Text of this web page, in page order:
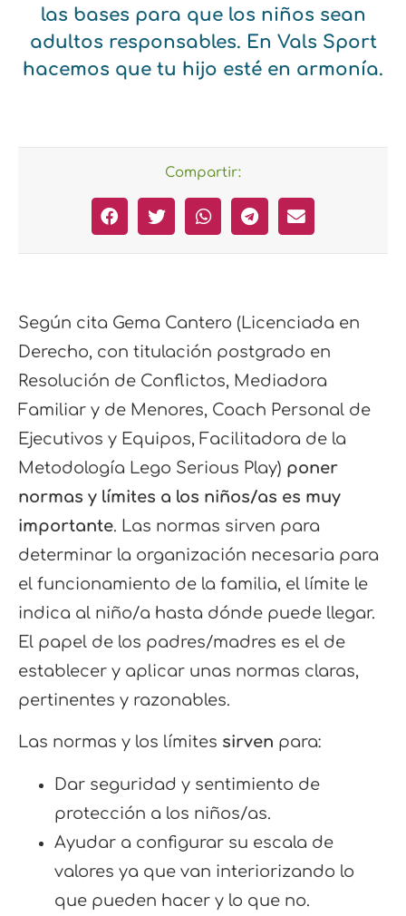
las bases para que los niños sean
adultos responsables. En Vals Sport
hacemos que tu hijo esté en armonía.
Compartir:
Según cita Gema Cantero (Licenciada en
Derecho, con titulación postgrado en
Resolución de Conflictos, Mediadora
Familiar y de Menores, Coach Personal de
Ejecutivos y Equipos, Facilitadora de la
Metodología Lego Serious Play) poner
normas y límites a los niños/as es muy
importante. Las normas sirven para
determinar la organización necesaria para
el funcionamiento de la familia, el límite le
indica al niño/a hasta dónde puede llegar.
El papel de los padres/madres es el de
establecer y aplicar unas normas claras,
pertinentes y razonables.
Las normas y los límites sirven para:
Dar seguridad y sentimiento de
protección a los niños/as.
Ayudar a configurar su escala de
valores ya que van interiorizando lo
que pueden hacer y lo que no.